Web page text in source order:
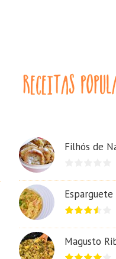
Filhós de
Esparguete
Magusto